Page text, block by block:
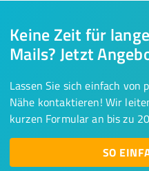
Keine Zeit für
Mails? Jetzt
Lassen Sie sich einfach von
Nähe kontaktieren! Wir
kurzen Formular an bis zu
SO